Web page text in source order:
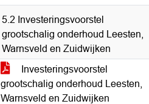
5.2 Investeringsvoorstel
grootschalig onderhoud Leesten,
Warnsveld en Zuidwijken
Investeringsvoorstel
grootschalig onderhoud Leesten,
Warnsveld en Zuidwijken